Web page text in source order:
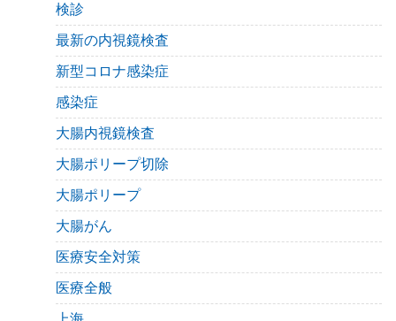
検診
最新の内視鏡検査
新型コロナ感染症
感染症
大腸内視鏡検査
大腸ポリープ切除
大腸ポリープ
大腸がん
医療安全対策
医療全般